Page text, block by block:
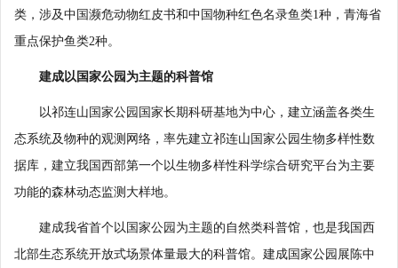
类，涉及中国濒危动物红皮书和中国物种红色名录鱼类1种，青海省
重点保护鱼类2种。
建成以国家公园为主题的科普馆
以祁连山国家公园国家长期科研基地为中心，建立涵盖各类生
态系统及物种的观测网络，率先建立祁连山国家公园生物多样性数
据库，建立我国西部第一个以生物多样性科学综合研究平台为主要
功能的森林动态监测大样地。
建成我省首个以国家公园为主题的自然类科普馆，也是我国西
北部生态系统开放式场景体量最大的科普馆。建成国家公园展陈中